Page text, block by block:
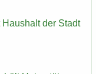
der Stadt